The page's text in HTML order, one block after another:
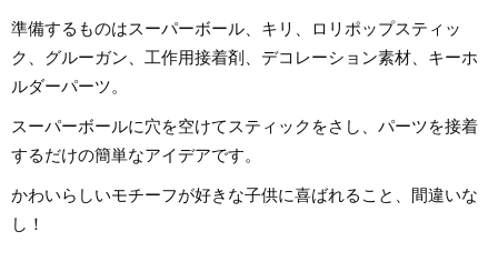
準備するものはスーパーボール、キリ、ロリポップスティッ
ク、グルーガン、工作用接着剤、デコレーション素材、キーホ
ルダーパーツ。
スーパーボールに穴を空けてスティックをさし、パーツを接着
するだけの簡単なアイデアです。
かわいらしいモチーフが好きな子供に喜ばれること、間違いな
し！